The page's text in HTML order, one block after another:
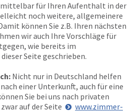
für Ihren Aufenthalt in der
noch weitere, allgemeinere
können Sie z.B. Ihren nächsten
wir auch Ihre Vorschläge für
wie bereits im
Seite geschrieben.
Nicht nur in Deutschland helfen
einer Unterkunft, auch für eine
Sie bei uns nach privaten
auf der Seite
www.zimmer-